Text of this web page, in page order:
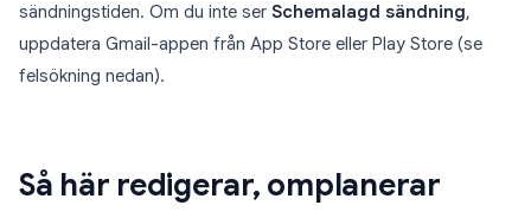
sändningstiden. Om du inte ser Schemalagd sändning,
uppdatera Gmail-appen från App Store eller Play Store (se
felsökning nedan).
Så här redigerar, omplanerar